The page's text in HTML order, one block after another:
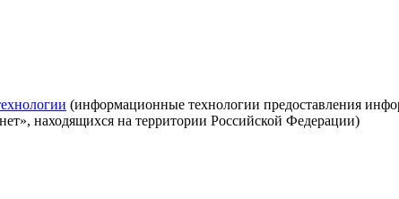
(информационные технологии предоставления
находящихся на территории Российской Федерации)